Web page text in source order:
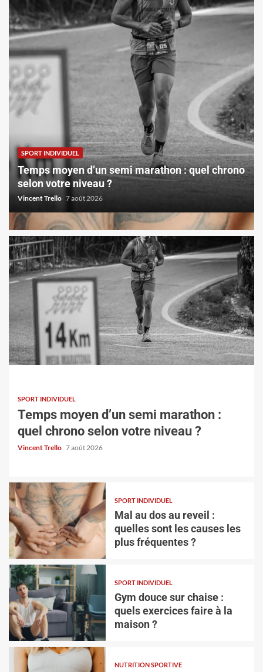
SPORT INDIVIDUEL
Temps moyen d’un semi marathon : quel chrono
selon votre niveau ?
Vincent Trello 7 août 2026
Mal au dos au reveil : quelles sont les causes
les plus fréquentes ?
Vincent Trello
SPORT INDIVIDUEL
Gym douce sur chaise : quels exercices faire à
la maison ?
SPORT INDIVIDUEL
Temps moyen d’un semi marathon :
quel chrono selon votre niveau ?
Vincent Trello 7 août 2026
SPORT INDIVIDUEL
Mal au dos au reveil :
quelles sont les causes les
plus fréquentes ?
SPORT INDIVIDUEL
Gym douce sur chaise :
quels exercices faire à la
maison ?
NUTRITION SPORTIVE